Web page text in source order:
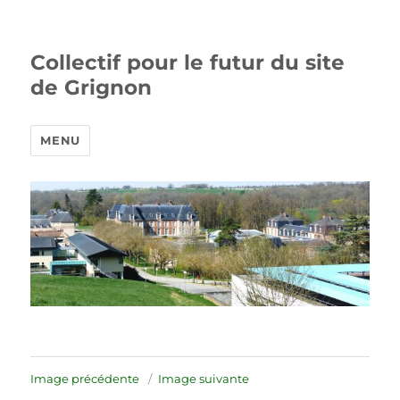
Collectif pour le futur du site
de Grignon
MENU
Image précédente Image suivante